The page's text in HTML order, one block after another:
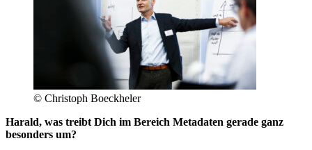
© Christoph Boeckheler
Harald, was treibt Dich im Bereich Metadaten gerade ganz
besonders um?